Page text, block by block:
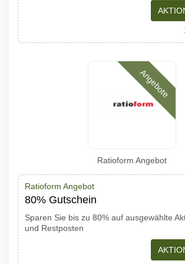
Angebote
Ratioform Angebot
Ratioform Angebot
80% Gutschein
Sparen Sie bis zu 80% auf ausgewählte
und Restposten